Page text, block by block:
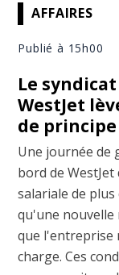
AFFAIRES
Publié à 15h00
Le
WestJet
de principe
Une journée de
bord de
salariale de
qu'une
que l'entreprise
charge. Ces